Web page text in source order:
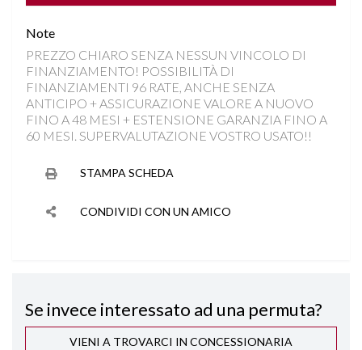
FRENATA DI EMERGENZA
HILL DESCENT CONTROL
INGRESSI USB
Note
PREZZO CHIARO SENZA NESSUN VINCOLO DI
FINANZIAMENTO! POSSIBILITÀ DI
FINANZIAMENTI 96 RATE, ANCHE SENZA
ANTICIPO + ASSICURAZIONE VALORE A NUOVO
FINO A 48 MESI + ESTENSIONE GARANZIA FINO A
60 MESI. SUPERVALUTAZIONE VOSTRO USATO!!
STAMPA SCHEDA
CONDIVIDI CON UN AMICO
Se invece interessato ad una permuta?
VIENI A TROVARCI IN CONCESSIONARIA